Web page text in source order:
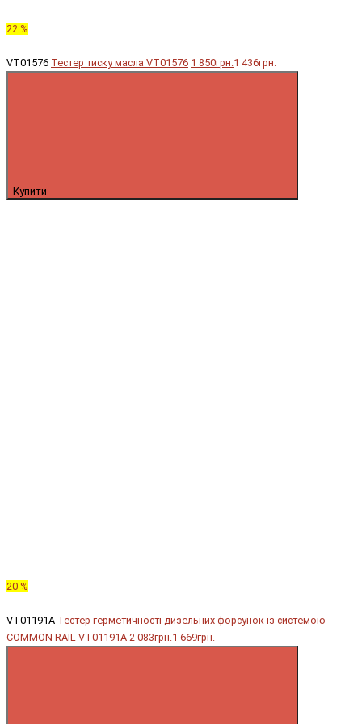
22 %
VT01576 Тестер тиску масла VT01576 1 850грн.1 436грн.
Купити
20 %
VT01191A Тестер герметичності дизельних форсунок із системою
COMMON RAIL VT01191A 2 083грн.1 669грн.